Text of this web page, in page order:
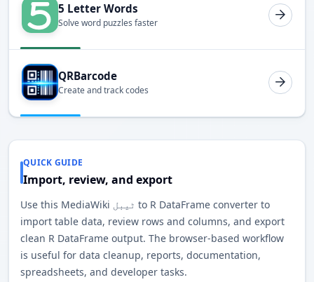
5 Letter Words
Solve word puzzles faster
QRBarcode
Create and track codes
QUICK GUIDE
Import, review, and export
Use this MediaWiki ٹیبل to R DataFrame converter to
import table data, review rows and columns, and export
clean R DataFrame output. The browser-based workflow
is useful for data cleanup, reports, documentation,
spreadsheets, and developer tasks.